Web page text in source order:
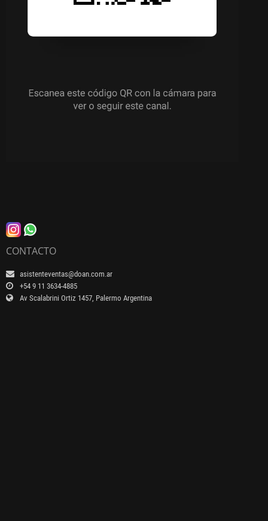
CONTACTO
asistenteventas@doan.com.ar
+54 9 11 3634-4885
Av Scalabrini Ortiz 1457, Palermo Argentina